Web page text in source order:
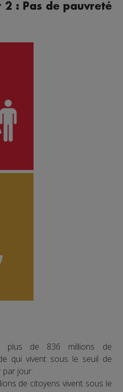
2 : Pas de pauvreté
plus de 836 millions de
qui vivent sous le seuil de
par jour.
de citoyens vivent sous le